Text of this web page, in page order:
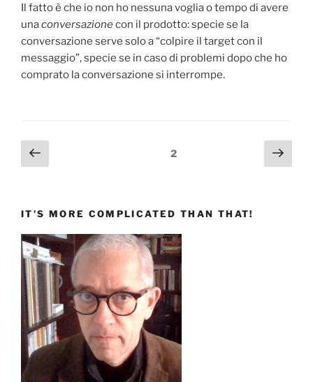
Il fatto è che io non ho nessuna voglia o tempo di avere
unaconversazionecon il prodotto: specie se la
conversazione serve solo a “colpire il target con il
messaggio”, specie se in caso di problemi dopo che ho
comprato la conversazione si interrompe.
Paginazione
degli
Pagina
precedente
Pagina2
IT’S MORE COMPLICATED THAN THAT!